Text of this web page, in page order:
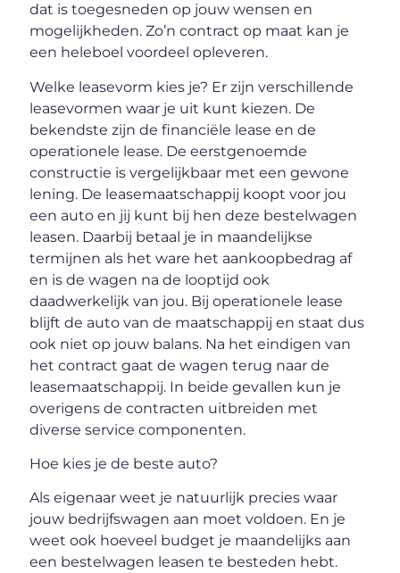
dat is toegesneden op jouw wensen en
mogelijkheden. Zo’n contract op maat kan je
een heleboel voordeel opleveren.
Welke leasevorm kies je? Er zijn verschillende
leasevormen waar je uit kunt kiezen. De
bekendste zijn de financiële lease en de
operationele lease. De eerstgenoemde
constructie is vergelijkbaar met een gewone
lening. De leasemaatschappij koopt voor jou
een auto en jij kunt bij hen deze bestelwagen
leasen. Daarbij betaal je in maandelijkse
termijnen als het ware het aankoopbedrag af
en is de wagen na de looptijd ook
daadwerkelijk van jou. Bij operationele lease
blijft de auto van de maatschappij en staat dus
ook niet op jouw balans. Na het eindigen van
het contract gaat de wagen terug naar de
leasemaatschappij. In beide gevallen kun je
overigens de contracten uitbreiden met
diverse service componenten.
Hoe kies je de beste auto?
Als eigenaar weet je natuurlijk precies waar
jouw bedrijfswagen aan moet voldoen. En je
weet ook hoeveel budget je maandelijks aan
een bestelwagen leasen te besteden hebt.